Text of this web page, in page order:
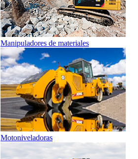
Manipuladores de materiales
Motoniveladoras